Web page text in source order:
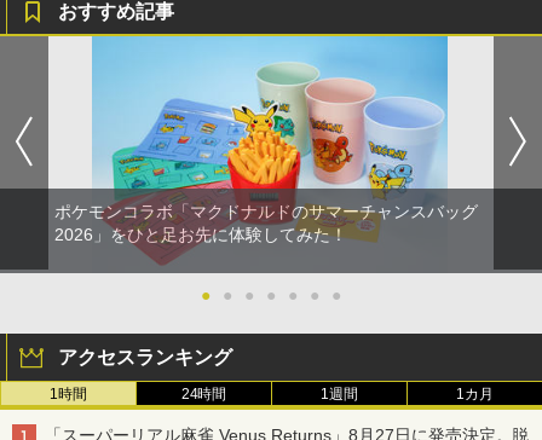
おすすめ記事
ポケモンコラボ「マクドナルドのサマーチャンスバッグ
2026」をひと足お先に体験してみた！
● ● ● ● ● ● ●
アクセスランキング
1時間 24時間 1週間 1カ月
「スーパーリアル麻雀 Venus Returns」8月27日に発売決定。脱